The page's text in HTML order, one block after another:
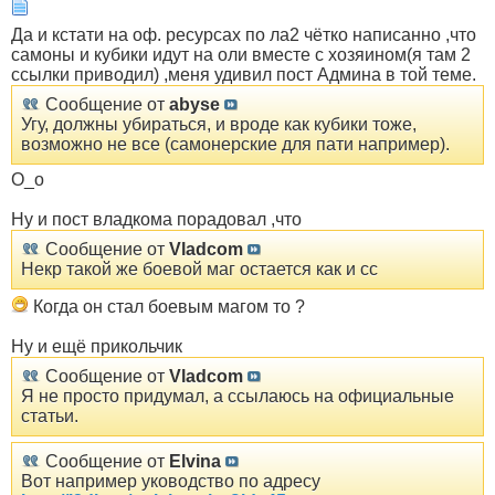
Да и кстати на оф. ресурсах по ла2 чётко написанно ,что
самоны и кубики идут на оли вместе с хозяином(я там 2
ссылки приводил) ,меня удивил пост Админа в той теме.
Сообщение от abyse
Угу, должны убираться, и вроде как кубики тоже,
возможно не все (самонерские для пати например).
О_о
Ну и пост владкома порадовал ,что
Сообщение от Vladcom
Некр такой же боевой маг остается как и сс
Когда он стал боевым магом то ?
Ну и ещё прикольчик
Сообщение от Vladcom
Я не просто придумал, а ссылаюсь на официальные
статьи.
Сообщение от Elvina
Вот например уководство по адресу